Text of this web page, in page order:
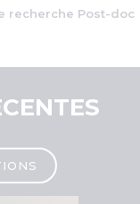
recherche Post-doc